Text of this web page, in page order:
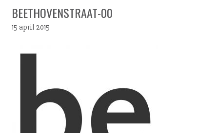
BEETHOVENSTRAAT-00
15 april 2015